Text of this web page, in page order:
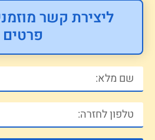
ליצירת קשר
פרטים